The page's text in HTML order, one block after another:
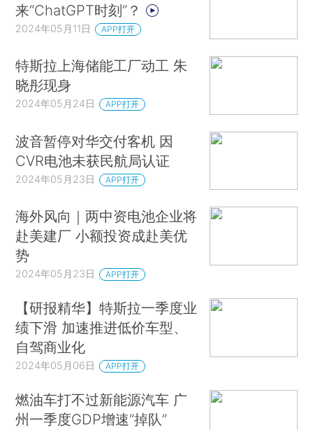
来“ChatGPT时刻”？
2024年05月11日 APP打开
特斯拉上海储能工厂动工 朱
晓彤现身
2024年05月24日 APP打开
波音暂停对华交付客机 因
CVR电池未获民航局认证
2024年05月23日 APP打开
海外风向｜两中资电池企业将
赴美建厂 小额投资成赴美优
势
2024年05月23日 APP打开
【研报精华】特斯拉一季度业
绩下滑 加速推进低价车型、
自驾商业化
2024年05月06日 APP打开
燃油车打不过新能源汽车 广
州一季度GDP增速“掉队”